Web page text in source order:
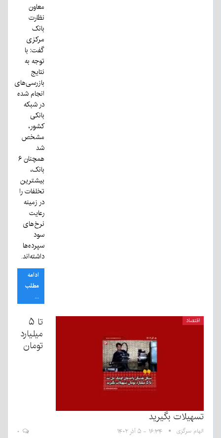
معاون
نظارت
بانک
مرکزی
گفت: با
توجه به
نتایج
بازرسی‌های
انجام شده
در شبکه
بانکی
کشور،
مشخص
شد
همچنان ۶
بانک،
بیشترین
تخلفات را
در زمینه
رعایت
نرخ‌های
سود
سپرده‌ها
داشته‌اند.
ادامه
مطلب
...
اقتصاد
تا ۵
میلیارد
تومان
تسهیلات بگیرید
الهام سرگزی ۱۶:۳۴ - ۵ آذر ۱۴۰۲